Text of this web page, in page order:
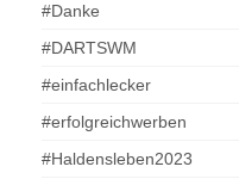
#Danke
#DARTSWM
#einfachlecker
#erfolgreichwerben
#Haldensleben2023